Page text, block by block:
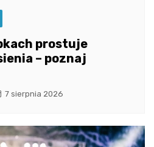
prostuje
– poznaj
7 sierpnia 2026